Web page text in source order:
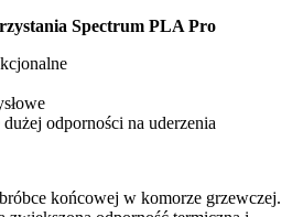
Spectrum PLA Pro
odporności na uderzenia
końcowej w komorze grzewczej.